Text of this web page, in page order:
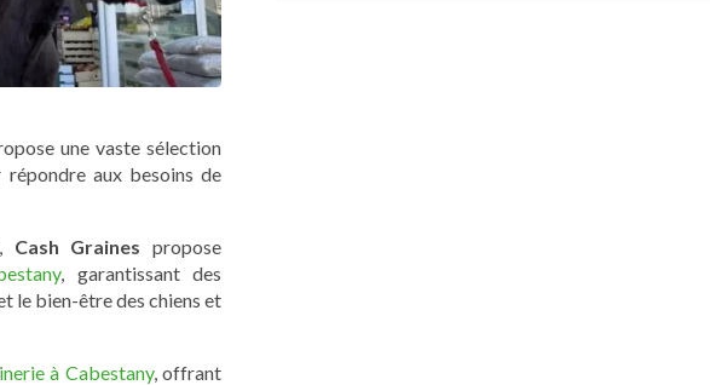
une vaste sélection
aux besoins de
Cash Graines propose
, garantissant des
le bien-être des chiens et
à Cabestany, offrant